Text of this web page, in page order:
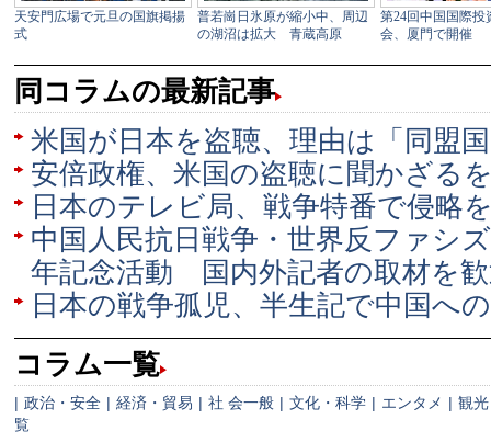
同コラムの最新記事
米国が日本を盗聴、理由は「同盟
安倍政権、米国の盗聴に聞かざる
日本のテレビ局、戦争特番で侵略
中国人民抗日戦争・世界反ファシ
年記念活動 国内外記者の取材を
日本の戦争孤児、半生記で中国へ
コラム一覧
| 政治・安全 | 経済・貿易 | 社 会一般 | 文化・科学 | エンタメ | 観光
覧